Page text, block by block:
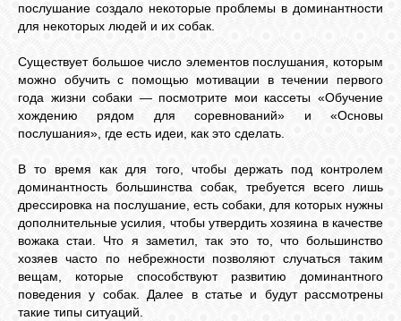
послушание создало некоторые проблемы в доминантности
для некоторых людей и их собак.
Существует большое число элементов послушания, которым
можно обучить с помощью мотивации в течении первого
года жизни собаки — посмотрите мои кассеты «Обучение
хождению рядом для соревнований» и «Основы
послушания», где есть идеи, как это сделать.
В то время как для того, чтобы держать под контролем
доминантность большинства собак, требуется всего лишь
дрессировка на послушание, есть собаки, для которых нужны
дополнительные усилия, чтобы утвердить хозяина в качестве
вожака стаи. Что я заметил, так это то, что большинство
хозяев часто по небрежности позволяют случаться таким
вещам, которые способствуют развитию доминантного
поведения у собак. Далее в статье и будут рассмотрены
такие типы ситуаций.